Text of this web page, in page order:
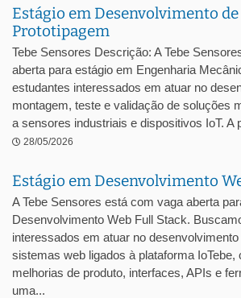
Estágio em Desenvolvimento
Prototipagem
Tebe Sensores Descrição: A Tebe
aberta para estágio em Engenharia
estudantes interessados em atuar no
montagem, teste e validação de soluções
a sensores industriais e dispositivos IoT.
28/05/2026
Estágio em Desenvolvimento
A Tebe Sensores está com vaga aberta
Desenvolvimento Web Full Stack.
interessados em atuar no
sistemas web ligados à plataforma IoTebe,
melhorias de produto, interfaces, APIs e
uma...